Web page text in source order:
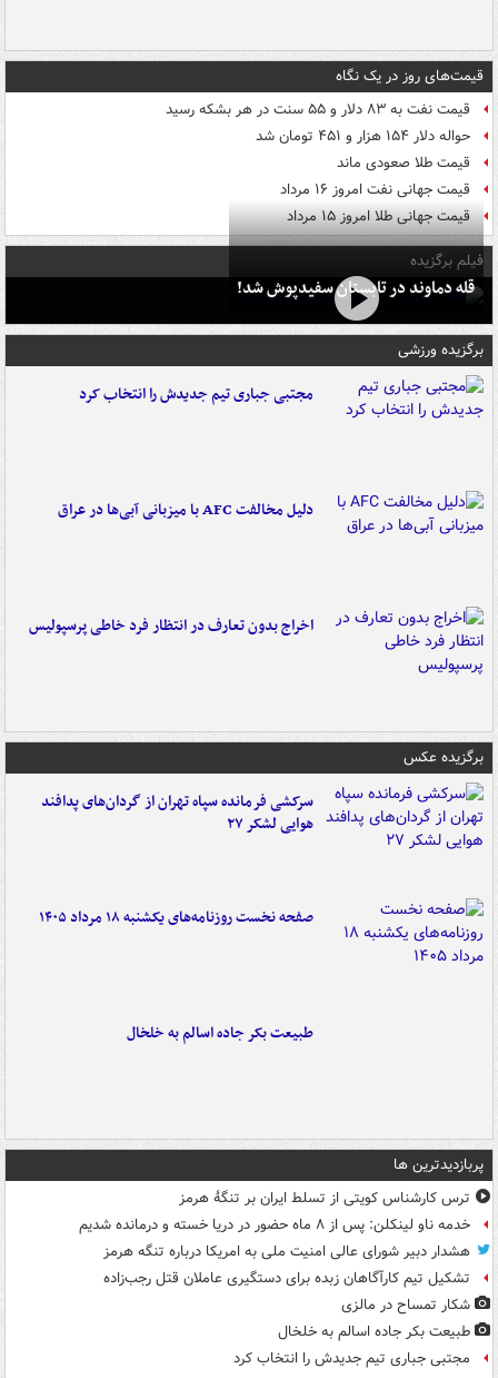
قیمت‌های روز در یک نگاه
قیمت نفت به ۸۳ دلار و ۵۵ سنت در هر بشکه رسید
حواله دلار ۱۵۴ هزار و ۴۵۱ تومان شد
قیمت طلا صعودی ماند
قیمت جهانی نفت امروز ۱۶ مرداد
قیمت جهانی طلا امروز ۱۵ مرداد
فیلم برگزیده
قله دماوند در تابستان سفیدپوش شد!
برگزیده ورزشی
مجتبی جباری تیم جدیدش را انتخاب کرد
دلیل مخالفت AFC با میزبانی آبی‌ها در عراق
اخراج بدون تعارف در انتظار فرد خاطی پرسپولیس
برگزیده عکس
سرکشی فرمانده سپاه تهران از گردان‌های پدافند
هوایی لشکر ۲۷
صفحه نخست روزنامه‌های یکشنبه ۱۸ مرداد ۱۴۰۵
طبیعت بکر جاده اسالم به خلخال
پربازدیدترین ها
ترس کارشناس کویتی از تسلط ایران بر تنگۀ هرمز
خدمه ناو لینکلن: پس از ۸ ماه حضور در دریا خسته و درمانده‌ شدیم
هشدار دبیر شورای عالی امنیت ملی به امریکا درباره تنگه هرمز
تشکیل تیم کارآگاهان زبده برای دستگیری عاملان قتل رجب‌زاده
شکار تمساح در مالزی
طبیعت بکر جاده اسالم به خلخال
مجتبی جباری تیم جدیدش را انتخاب کرد